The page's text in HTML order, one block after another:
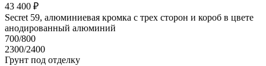
43 400 ₽
Secret 59, алюминиевая кромка с трех сторон и короб в цвете
анодированный алюминий
700/800
2300/2400
Грунт под отделку